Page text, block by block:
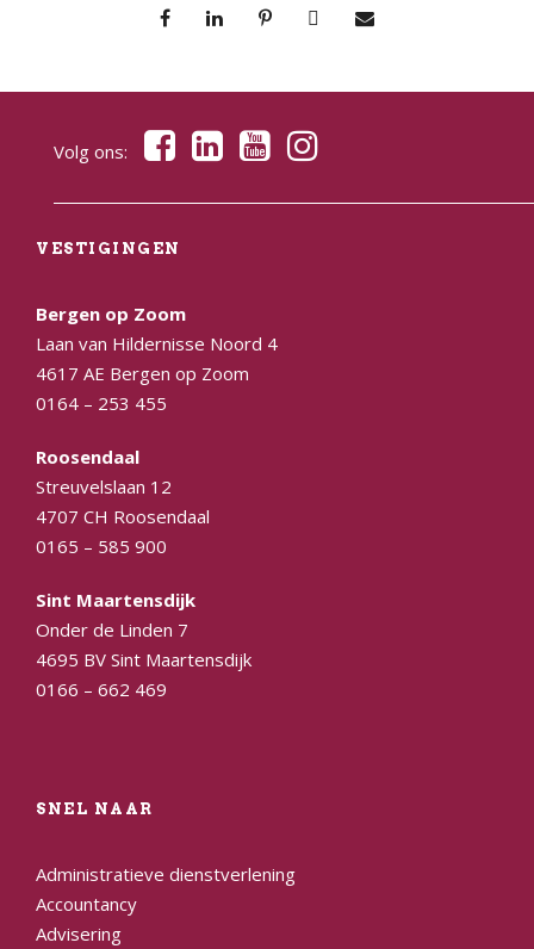
Volg ons:
VESTIGINGEN
Bergen op Zoom
Laan van Hildernisse Noord 4
4617 AE Bergen op Zoom
0164 – 253 455
Roosendaal
Streuvelslaan 12
4707 CH Roosendaal
0165 – 585 900
Sint Maartensdijk
Onder de Linden 7
4695 BV Sint Maartensdijk
0166 – 662 469
SNEL NAAR
Administratieve dienstverlening
Accountancy
Advisering